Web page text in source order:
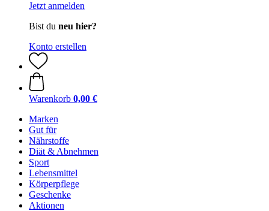
Jetzt anmelden
Bist du neu hier?
Konto erstellen
Warenkorb 0,00 €
Marken
Gut für
Nährstoffe
Diät & Abnehmen
Sport
Lebensmittel
Körperpflege
Geschenke
Aktionen